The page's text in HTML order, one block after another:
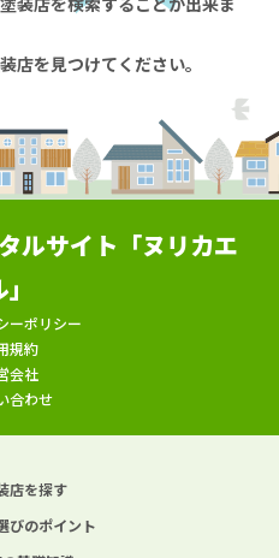
店を見つけてください。
ルサイト「ヌリカエ
ーポリシー
規約
会社
合わせ
店を探す
びのポイント